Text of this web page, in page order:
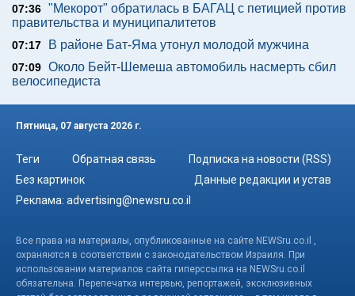
07:36 "Мекорот" обратилась в БАГАЦ с петицией против
правительства и муниципалитетов
07:17 В районе Бат-Яма утонул молодой мужчина
07:09 Около Бейт-Шемеша автомобиль насмерть сбил
велосипедиста
Пятница, 07 августа 2026 г.
Теги Обратная связь
Подписка на новости (RSS)
Без картинок
Данные редакции и устав
Реклама: advertising@newsru.co.il
Все права на материалы, опубликованные на сайте NEWSru.co.il ,
охраняются в соответствии с законодательством Израиля. При
использовании материалов сайта гиперссылка на NEWSru.co.il
обязательна. Перепечатка интервью, репортажей, эксклюзивных